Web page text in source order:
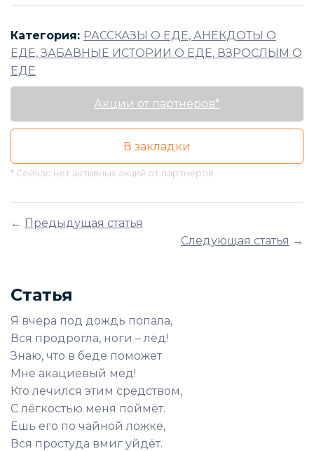
Категория: РАССКАЗЫ О ЕДЕ, АНЕКДОТЫ О
ЕДЕ, ЗАБАВНЫЕ ИСТОРИИ О ЕДЕ, ВЗРОСЛЫМ О
ЕДЕ
Акции от партнёров*
В закладки
* Сейчас нет активных акций от партнёров
← Предыдущая статья
Следующая статья →
Статья
Я вчера под дождь попала,
Вся продрогла, ноги – лёд!
Знаю, что в беде поможет
Мне акациевый мёд!
Кто лечился этим средством,
С лёгкостью меня поймёт.
Ешь его по чайной ложке,
Вся простуда вмиг уйдёт.